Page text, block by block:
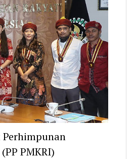
Perhimpunan
PMKRI)